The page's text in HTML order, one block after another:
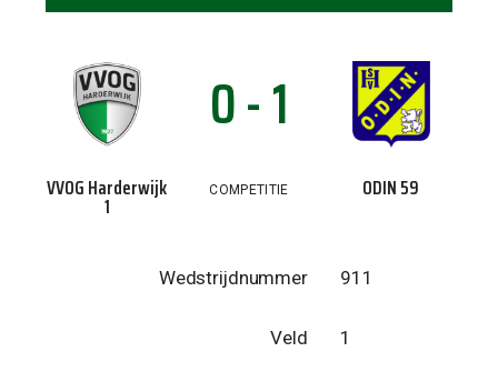
0 - 1
VVOG Harderwijk
1
COMPETITIE ODIN 59
Wedstrijdnummer 911
Veld 1